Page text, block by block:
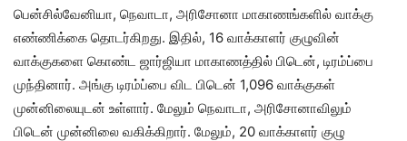
பென்சில்வேனியா, நெவாடா, அரிசோனா மாகாணங்களில் வாக்கு
எண்ணிக்கை தொடர்கிறது. இதில், 16 வாக்காளர் குழுவின்
வாக்குகளை கொண்ட ஜார்ஜியா மாகாணத்தில் பிடென், டிரம்ப்பை
முந்தினார். அங்கு டிரம்ப்பை விட பிடென் 1,096 வாக்குகள்
முன்னிலையுடன் உள்ளார். மேலும் நெவாடா, அரிசோனாவிலும்
பிடென் முன்னிலை வகிக்கிறார். மேலும், 20 வாக்காளர் குழு